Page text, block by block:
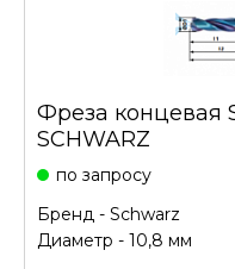
Фреза концевая
SCHWARZ
по запросу
Бренд - Schwarz
Диаметр - 10,8 мм